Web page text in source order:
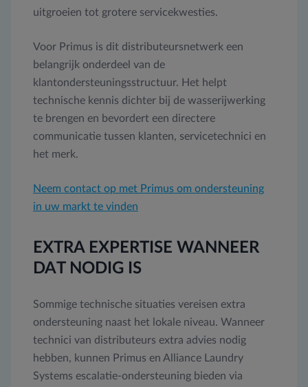
uitgroeien tot grotere servicekwesties.
Voor Primus is dit distributeursnetwerk een
belangrijk onderdeel van de
klantondersteuningsstructuur. Het helpt
technische kennis dichter bij de wasserijwerking
te brengen en bevordert een directere
communicatie tussen klanten, servicetechnici en
het merk.
Neem contact op met Primus om ondersteuning
in uw markt te vinden
EXTRA EXPERTISE WANNEER
DAT NODIG IS
Sommige technische situaties vereisen extra
ondersteuning naast het lokale niveau. Wanneer
technici van distributeurs extra advies nodig
hebben, kunnen Primus en Alliance Laundry
Systems escalatie-ondersteuning bieden via